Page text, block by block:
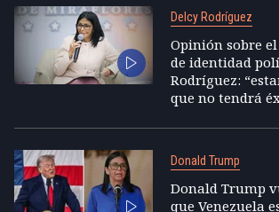
Delcy Rodríguez
Opinión sobre
de identidad
Rodríguez:
que no tendrá
Donald Trump
Donald Trump
que Venezuela